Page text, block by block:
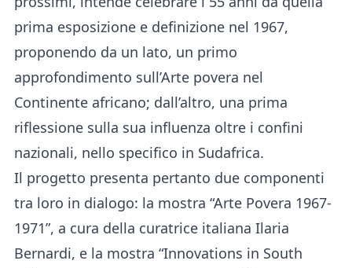
prima esposizione e definizione nel 1967,
proponendo da un lato, un primo
approfondimento sull’Arte povera nel
Continente africano; dall’altro, una prima
riflessione sulla sua influenza oltre i confini
nazionali, nello specifico in Sudafrica.
Il progetto presenta pertanto due componenti
tra loro in dialogo: la mostra “Arte Povera 1967-
1971”, a cura della curatrice italiana Ilaria
Bernardi, e la mostra “Innovations in South